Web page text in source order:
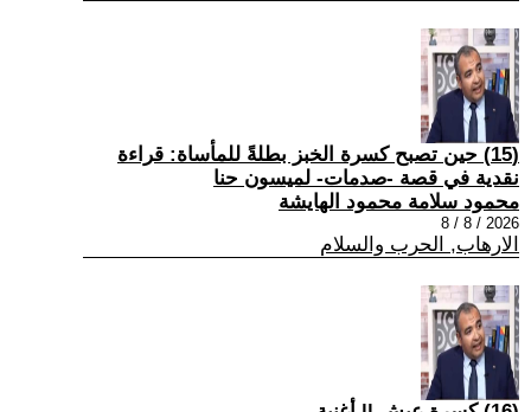
(15) حين تصبح كسرة الخبز بطلةً للمأساة: قراءة
نقدية في قصة -صدمات- لميسون حنا
محمود سلامة محمود الهايشة
2026 / 8 / 8
الارهاب, الحرب والسلام